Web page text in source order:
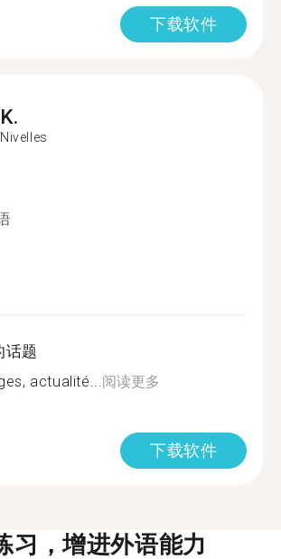
下载软件
K.
Nivelles
话题
actualité... 阅读更多
下载软件
习，增进外语能力